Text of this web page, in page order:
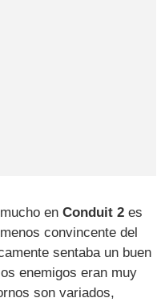
enConduit 2 es
convincente del
sentaba un buen
enemigos eran muy
son variados,